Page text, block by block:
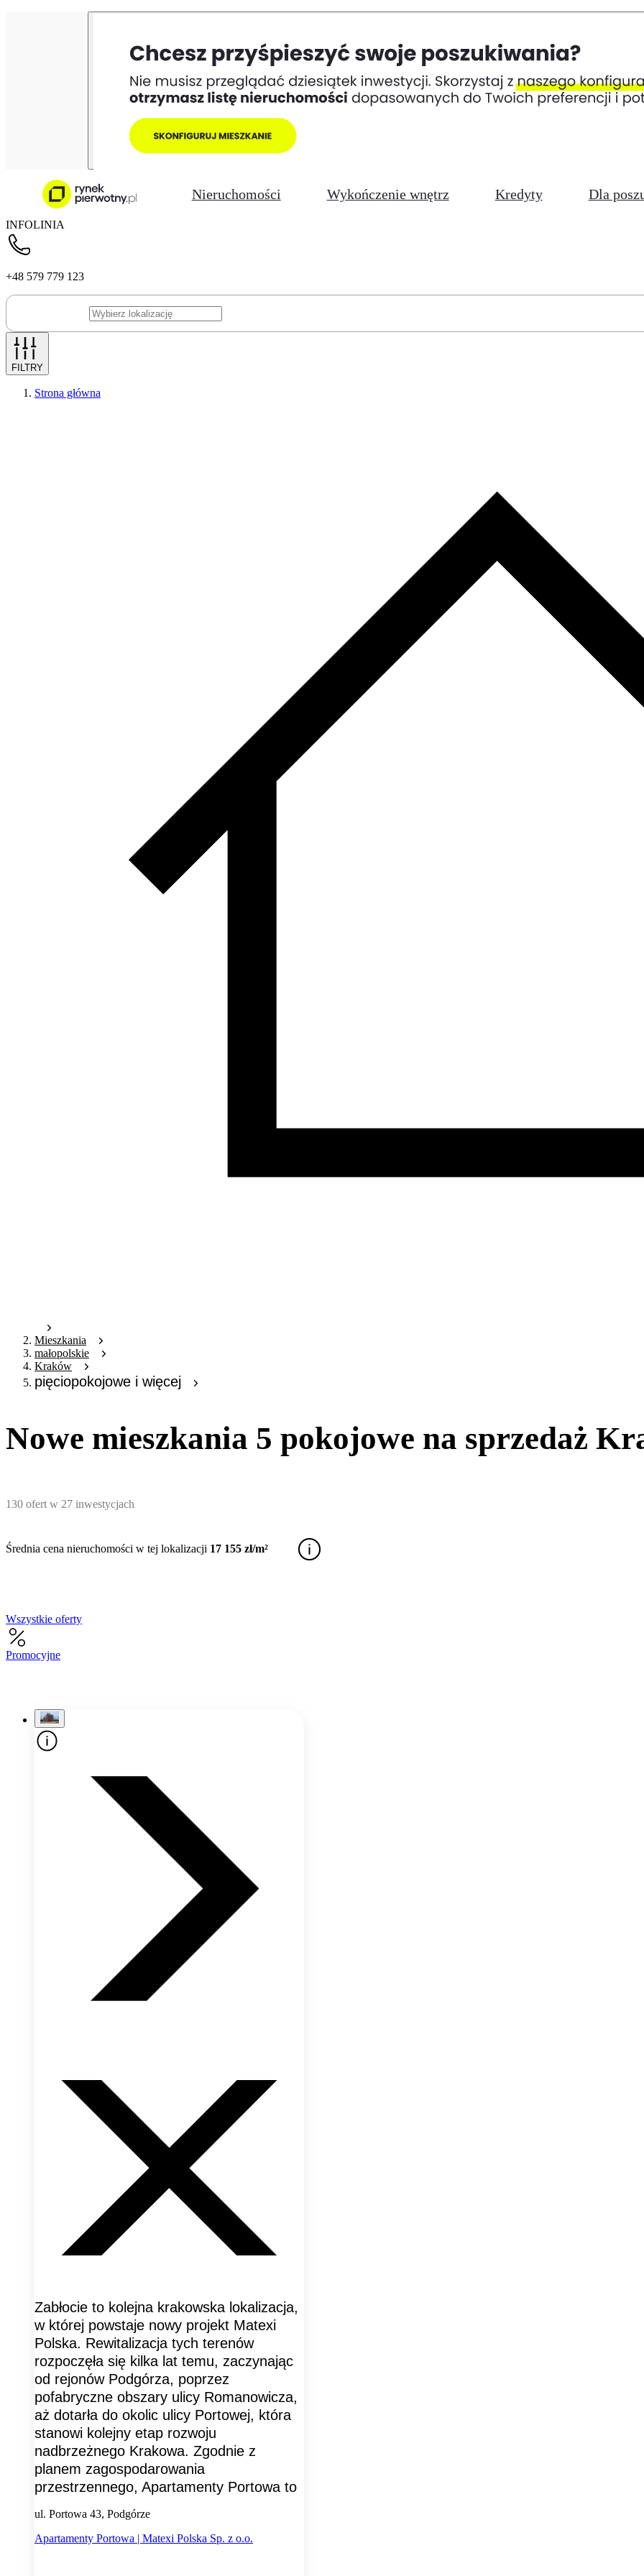
Nieruchomości Wykończenie wnętrz Kredyty Dla
INFOLINIA
+48 579 779 123
FILTRY
Strona główna
Mieszkania
małopolskie
Kraków
pięciopokojowe i więcej
Nowe mieszkania 5 pokojowe na sprzedaż
130 ofert w 27 inwestycjach
Średnia cena nieruchomości w tej lokalizacji 17 155 zł/m²
Wszystkie oferty
Promocyjne
Zabłocie to kolejna krakowska lokalizacja,
w której powstaje nowy projekt Matexi
Polska. Rewitalizacja tych terenów
rozpoczęła się kilka lat temu, zaczynając
od rejonów Podgórza, poprzez
pofabryczne obszary ulicy Romanowicza,
aż dotarła do okolic ulicy Portowej, która
stanowi kolejny etap rozwoju
nadbrzeżnego Krakowa. Zgodnie z
planem zagospodarowania
przestrzennego, Apartamenty Portowa to
ul. Portowa 43, Podgórze
Apartamenty Portowa | Matexi Polska Sp. z o.o.